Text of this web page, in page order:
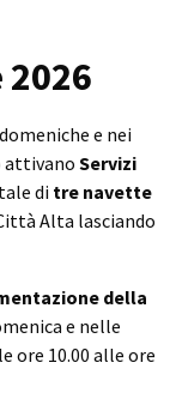
e nei
attivano Servizi
di tre navette
Alta lasciando
della
e nelle
ore 10.00 alle ore